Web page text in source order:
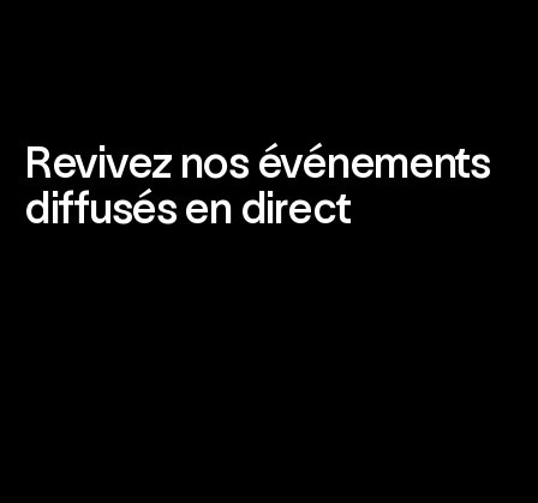
Revivez nos événements
diffusés en direct